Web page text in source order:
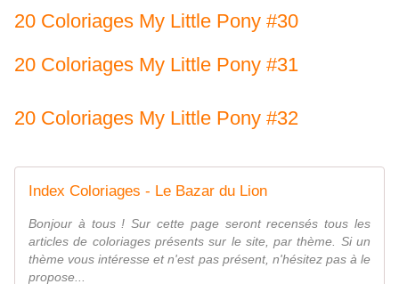
20 Coloriages My Little Pony #30
20 Coloriages My Little Pony #31
20 Coloriages My Little Pony #32
Index Coloriages - Le Bazar du Lion
Bonjour à tous ! Sur cette page seront recensés tous les
articles de coloriages présents sur le site, par thème. Si un
thème vous intéresse et n'est pas présent, n'hésitez pas à le
propose...